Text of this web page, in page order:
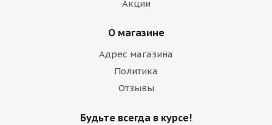
Акции
О магазине
Адрес магазина
Политика
Отзывы
Будьте всегда в курсе!